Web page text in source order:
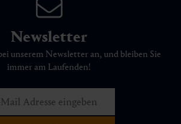
Newsletter
unserem Newsletter an, und bleiben Sie
immer am Laufenden!